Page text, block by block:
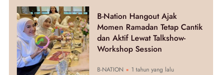
B-Nation Hangout Ajak
Momen Ramadan Tetap Cantik
dan Aktif Lewat Talkshow-
Workshop Session
B-NATION 1 tahun yang lalu